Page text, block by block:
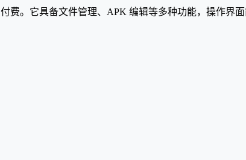
费。它具备文件管理、APK 编辑等多种功能，操作界面